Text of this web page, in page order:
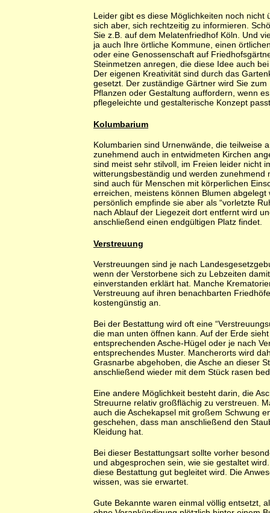
Leider gibt es diese Möglichkeiten noch nicht
sich aber, sich rechtzeitig zu informieren.
Sie z.B. auf dem Melatenfriedhof Köln. Und
ja auch Ihre örtliche Kommune, einen
oder eine Genossenschaft auf
Steinmetzen anregen, die diese Idee auch
Der eigenen Kreativität sind durch das
gesetzt. Der zuständige Gärtner wird Sie
Pflanzen oder Gestaltung auffordern, wenn
pflegeleichte und gestalterische Konzept
Kolumbarium
Kolumbarien sind Urnenwände, die teilweise
zunehmend auch in entwidmeten Kirchen
sind meist sehr stilvoll, im Freien leider nicht
witterungsbeständig und werden zunehmend
sind auch für Menschen mit körperlichen
erreichen, meistens können Blumen abgelegt
persönlich empfinde sie aber als “vorletzte
nach Ablauf der Liegezeit dort entfernt wird
anschließend einen endgültigen Platz findet.
Verstreuung
Verstreuungen sind je nach
wenn der Verstorbene sich zu Lebzeiten
einverstanden erklärt hat. Manche
Verstreuung auf ihren benachbarten
kostengünstig an.
Bei der Bestattung wird oft eine
die man unten öffnen kann. Auf der Erde
entsprechenden Asche-Hügel oder je nach
entsprechendes Muster. Mancherorts wird
Grasnarbe abgehoben, die Asche an dieser
anschließend wieder mit dem Stück rasen
Eine andere Möglichkeit besteht darin, die
Streuurne relativ großflächig zu verstreuen.
auch die Aschekapsel mit großem Schwung
geschehen, dass man anschließend den
Kleidung hat.
Bei dieser Bestattungsart sollte vorher
und abgesprochen sein, wie sie gestaltet
diese Bestattung gut begleitet wird. Die
wissen, was sie erwartet.
Gute Bekannte waren einmal völlig entsetzt,